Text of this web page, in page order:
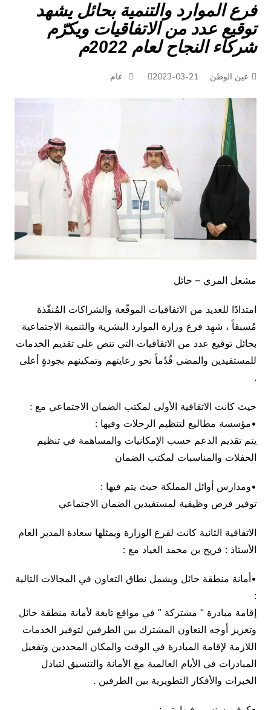
فرع الموارد والتنمية بحائل يشهد
توقيع عدد من الاتفاقيات ويكرّم
شركاء النجاح لعام 2022م
عين الوطن 2023-03-21 عام
مشعل المري – حائل
امتدادًا للعديد من الاتفاقيات الموقّعة والشراكات المُنفّذة
مُسبقاً ، شهِد فرع وزارة الموارد البشرية والتنمية الاجتماعية
بحائل توقيع عدد من الاتفاقيات التي تنص على تقديم الخدمات
للمستفيدين والمضي قُدُماً نحو رعايتهم وتمكينهم بجودةٍ أعلى
.
حيث كانت الاتفاقية الأولى لمكتب الضمان الاجتماعي مع :
•مؤسسة مطاليع لتنظيم الرحلات وفيها :
يتم تقديم الدعم حسب الإمكانيات والمساهمة في تنظيم
الحفلات والمناسبات لمكتب الضمان
•ومدارس أوائل المملكة حيث يتم فيها :
توفير فرص وظيفية لمستفيدين الضمان الاجتماعي
الاتفاقية الثانية كانت لفرع الوزارة ويمثلها سعادة المدير العام
الأستاذ : فريح بن محمد العياد مع :
•أمانة منطقة حائل ويشمل نطاق التعاون في المجالات التالية
:
إقامة مبادرة ” مشتركة ” في مواقع تابعة لأمانة منطقة حائل
وتعزيز أوجه التعاون المشترك بين الطرفين لتوفير الخدمات
اللازمة لإقامة المبادرة في الوقت والمكان المحددين وتفعيل
المبادرات في الأيام العالمية مع الأمانة والتنسيق لتبادل
الخبرات والأفكار التطويرية بين الطرفين .